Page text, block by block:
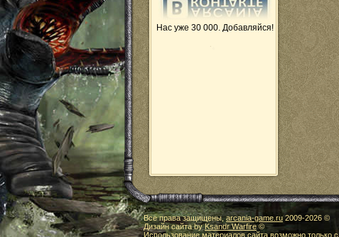
Нас уже 30 000. Добавляйся!
Все права защищены,arcania-game.ru2009-2026 ©
Дизайн сайта byKsandr Warfire©
Использование материалов сайта возможно только с